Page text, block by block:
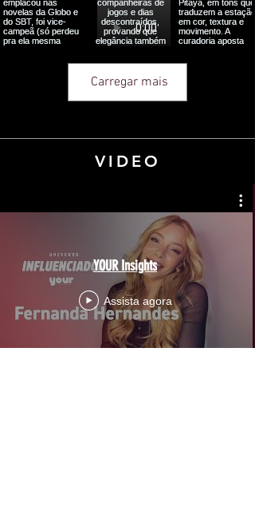
Carregar mais
VIDEO
YOUR Insights
Assista agora